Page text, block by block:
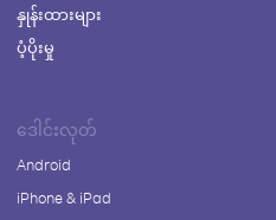
နှုန်းထားများ
ပံ့ပိုးမှု
ဒေါင်းလုတ်
Android
iPhone & iPad